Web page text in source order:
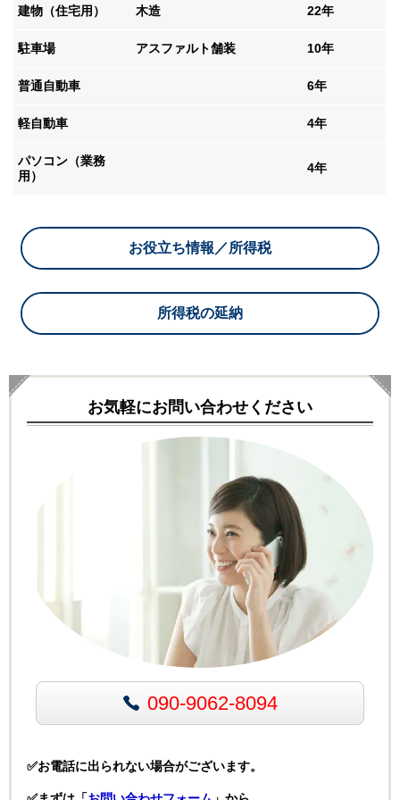
建物（住宅用） 木造 22年
駐車場 アスファルト舗装 10年
普通自動車 6年
軽自動車 4年
パソコン（業務
用）
4年
お役立ち情報／所得税
所得税の延納
お気軽にお問い合わせください
090-9062-8094
✅お電話に出られない場合がございます。